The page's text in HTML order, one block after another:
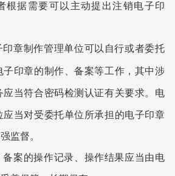
根据需要可以主动提出注销电子印
章制作管理单位可以自行或者委托
印章的制作、备案等工作，其中涉
应当符合密码检测认证有关要求。电
当对受委托单位所承担的电子印章
监督。
备案的操作记录、操作结果应当由电